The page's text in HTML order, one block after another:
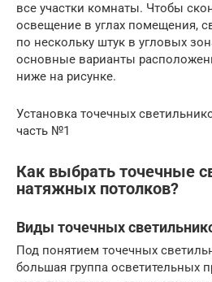
все участки комнаты. Чтобы
освещение в углах помещения,
по нескольку штук в угловых
основные варианты
ниже на рисунке.
Установка точечных
часть №1
Как выбрать точечные
натяжных потолков?
Виды точечных
Под понятием точечных
большая группа осветительных